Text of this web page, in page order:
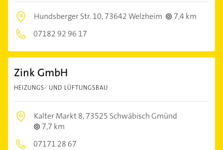
Hundsberger Str. 10,73642 Welzheim
7,4 km
07182 92 96 17
Zink GmbH
HEIZUNGS- UND LÜFTUNGSBAU
Kalter Markt 8,73525 Schwäbisch Gmünd
7,7 km
07171 28 67